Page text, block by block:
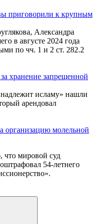
приговорили к крупным
Александра
в августе 2024 года
по чч. 1 и 2 ст. 282.2
хранение запрещенной
исламу» нашли
арендовал
организацию молельной
что мировой суд
54-летнего